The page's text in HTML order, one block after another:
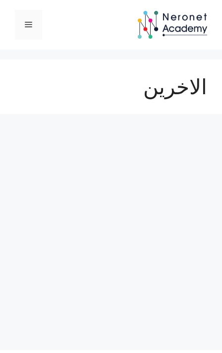
المحتوى
القائمة
الاخرين